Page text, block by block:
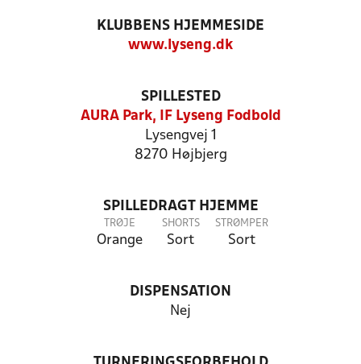
KLUBBENS HJEMMESIDE
www.lyseng.dk
SPILLESTED
AURA Park, IF Lyseng Fodbold
Lysengvej 1
8270 Højbjerg
SPILLEDRAGT HJEMME
TRØJE
Orange
SHORTS
Sort
STRØMPER
Sort
DISPENSATION
Nej